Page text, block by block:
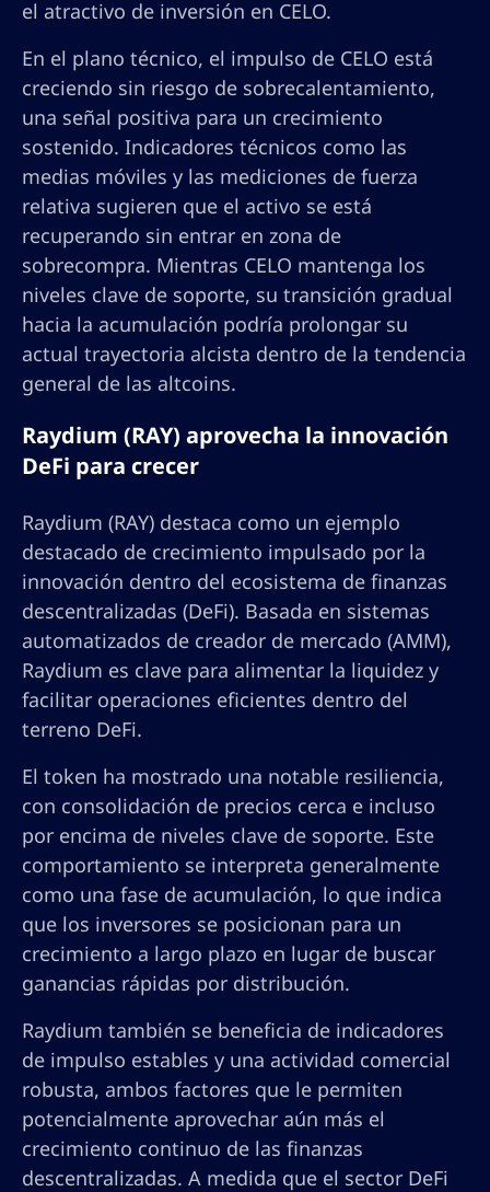
el atractivo de inversión en CELO.
En el plano técnico, el impulso de CELO está
creciendo sin riesgo de sobrecalentamiento,
una señal positiva para un crecimiento
sostenido. Indicadores técnicos como las
medias móviles y las mediciones de fuerza
relativa sugieren que el activo se está
recuperando sin entrar en zona de
sobrecompra. Mientras CELO mantenga los
niveles clave de soporte, su transición gradual
hacia la acumulación podría prolongar su
actual trayectoria alcista dentro de la tendencia
general de las altcoins.
Raydium (RAY) aprovecha la innovación
DeFi para crecer
Raydium (RAY) destaca como un ejemplo
destacado de crecimiento impulsado por la
innovación dentro del ecosistema de finanzas
descentralizadas (DeFi). Basada en sistemas
automatizados de creador de mercado (AMM),
Raydium es clave para alimentar la liquidez y
facilitar operaciones eficientes dentro del
terreno DeFi.
El token ha mostrado una notable resiliencia,
con consolidación de precios cerca e incluso
por encima de niveles clave de soporte. Este
comportamiento se interpreta generalmente
como una fase de acumulación, lo que indica
que los inversores se posicionan para un
crecimiento a largo plazo en lugar de buscar
ganancias rápidas por distribución.
Raydium también se beneficia de indicadores
de impulso estables y una actividad comercial
robusta, ambos factores que le permiten
potencialmente aprovechar aún más el
crecimiento continuo de las finanzas
descentralizadas. A medida que el sector DeFi